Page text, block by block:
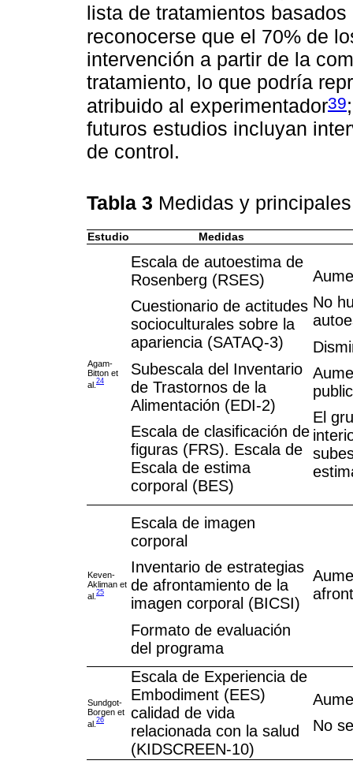
lista de tratamientos
reconocerse que el 70% de
intervención a partir de la
tratamiento, lo que podría
atribuido al experimentador39
futuros estudios incluyan
de control.
Tabla 3 Medidas y
Estudio Medidas
Agam-
Bitton et
al. 24
Escala de autoestima de
Rosenberg (RSES)
Cuestionario de actitudes
socioculturales sobre la
apariencia (SATAQ-3)
Subescala del Inventario
de Trastornos de la
Alimentación (EDI-2)
Escala de clasificación de
figuras (FRS). Escala de
Escala de estima
corporal (BES)
No
El
Keven-
Akliman et
al. 25
Escala de imagen
corporal
Inventario de estrategias
de afrontamiento de la
imagen corporal (BICSI)
Formato de evaluación
del programa
Sundgot-
Borgen et
al. 26
Escala de Experiencia de
Embodiment (EES)
calidad de vida
relacionada con la salud
(KIDSCREEN-10)
No